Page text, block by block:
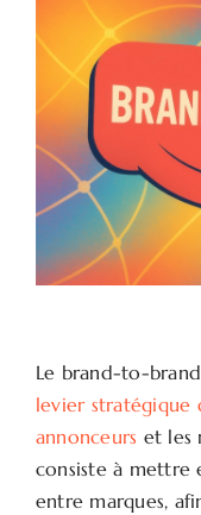
Le brand-to-
levier stratégique
annonceurs et les
consiste à mettre
entre marques,